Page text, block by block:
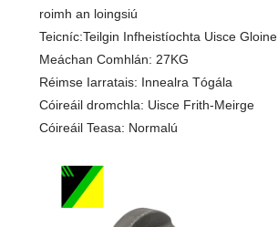
roimh an loingsiú
Teicníc:Teilgin Infheistíochta Uisce Gloine
Meáchan Comhlán: 27KG
Réimse Iarratais: Innealra Tógála
Cóireáil dromchla: Uisce Frith-Meirge
Cóireáil Teasa: Normalú